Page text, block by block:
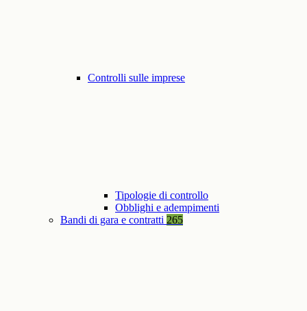
Controlli sulle imprese
Tipologie di controllo
Obblighi e adempimenti
Bandi di gara e contratti 265